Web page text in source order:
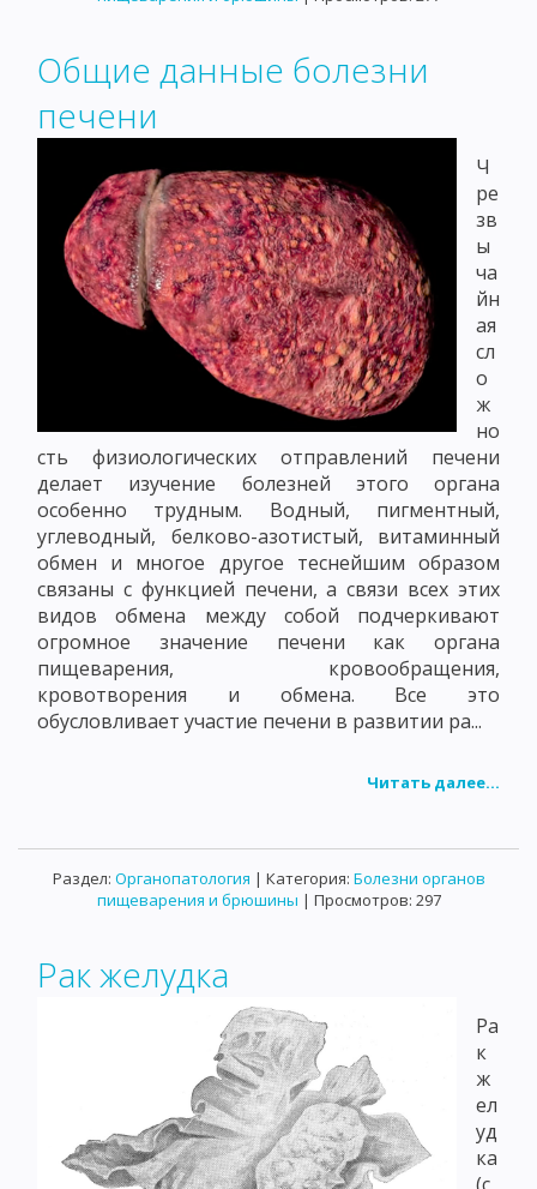
Общие данные болезни
печени
Ч
ре
зв
ы
ча
йн
ая
сл
о
ж
но
сть физиологических отправлений печени
делает изучение болезней этого органа
особенно трудным. Водный, пигментный,
углеводный, белково-азотистый, витаминный
обмен и многое другое теснейшим образом
связаны с функцией печени, а связи всех этих
видов обмена между собой подчеркивают
огромное значение печени как органа
пищеварения, кровообращения,
кровотворения и обмена. Все это
обусловливает участие печени в развитии ра...
Читать далее...
Раздел: Органопатология | Категория: Болезни органов
пищеварения и брюшины | Просмотров: 297
Рак желудка
Ра
к
ж
ел
уд
ка